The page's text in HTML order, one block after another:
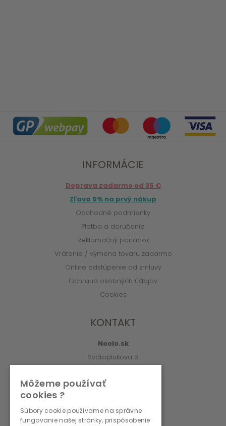
INFORMÁCIE
Doprava zadarmo od 35 €
Zľava 5% na prvý nákup
Obchodné podmienky
Platba a doručenie
Reklamačný poriadok
Vrátenie / výmena tovaru zadarmo
Online odstúpenie od zmluvy
Ochrana osobných údajov
Cookies
KONTAKT
Noelo.sk
Svätoplukova 5
info@noelo.sk
Môžeme používať
cookies ?
Súbory cookie používame na správne
fungovanie našej stránky, prispôsobenie